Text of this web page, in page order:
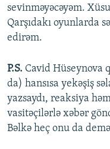
sevinməyəcəyəm.
Qarşıdakı oyunlarda
edirəm.
P.S. Cavid Hüseynova
da) hansısa yekəşiş
yazsaydı, reaksiya
vasitəçilərlə xəbər
Bəlkə heç onu da